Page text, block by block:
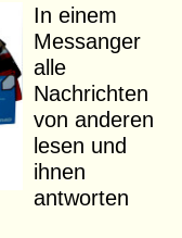
In einem
Messanger
alle
Nachrichten
von anderen
lesen und
ihnen
antworten